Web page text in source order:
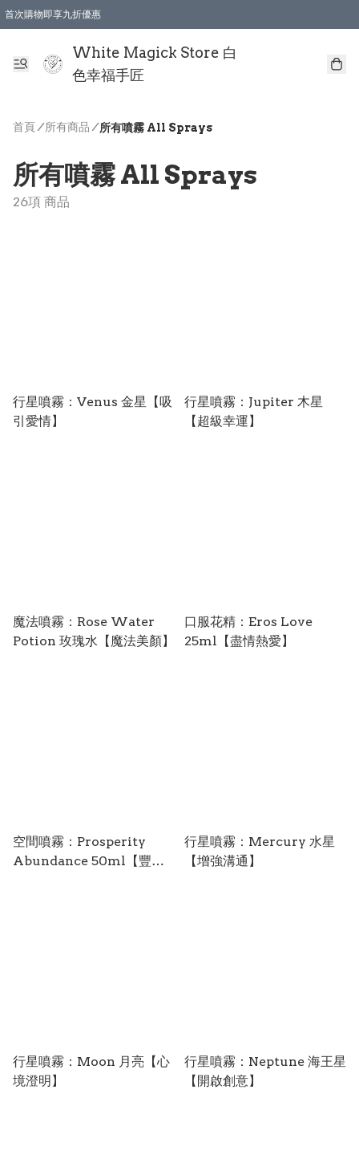
首次購物即享九折優惠
White Magick Store 白
色幸福手匠
首頁/ 所有商品 / 所有噴霧 All Sprays
所有噴霧 All Sprays
26項 商品
行星噴霧：Venus 金星【吸
引愛情】
行星噴霧：Jupiter 木星
【超級幸運】
魔法噴霧：Rose Water
Potion 玫瑰水【魔法美顏】
口服花精：Eros Love
25ml【盡情熱愛】
空間噴霧：Prosperity
Abundance 50ml【豐盛
行星噴霧：Mercury 水星
【增強溝通】
行星噴霧：Moon 月亮【心
境澄明】
行星噴霧：Neptune 海王星
【開啟創意】